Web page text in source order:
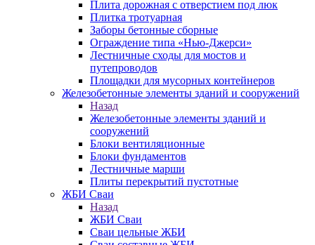
Плита дорожная с отверстием под люк
Плитка тротуарная
Заборы бетонные сборные
Ограждение типа «Нью-Джерси»
Лестничные сходы для мостов и
путепроводов
Площадки для мусорных контейнеров
Железобетонные элементы зданий и сооружений
Назад
Железобетонные элементы зданий и
сооружений
Блоки вентиляционные
Блоки фундаментов
Лестничные марши
Плиты перекрытий пустотные
ЖБИ Сваи
Назад
ЖБИ Сваи
Сваи цельные ЖБИ